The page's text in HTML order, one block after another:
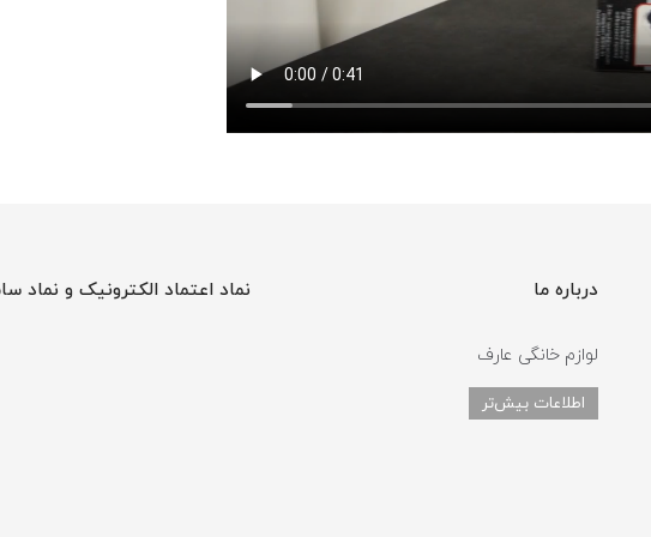
درباره ما
لوازم خانگی عارف
اطلاعات بیش‌تر
نماد اعتماد الکترونیک و نماد